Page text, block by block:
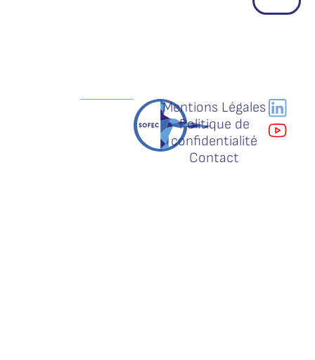
Mentions Légales
Politique de
confidentialité
Contact